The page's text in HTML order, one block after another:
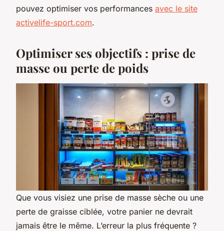
pouvez optimiser vos performances avec le site
activelife-sport.com.
Optimiser ses objectifs : prise de
masse ou perte de poids
Que vous visiez une prise de masse sèche ou une
perte de graisse ciblée, votre panier ne devrait
jamais être le même. L’erreur la plus fréquente ?